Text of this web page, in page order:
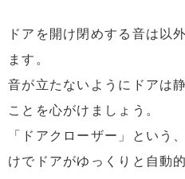
ドアを開け閉めする音は以
ます。
音が立たないようにドアは
ことを心がけましょう。
「ドアクローザー」という
けでドアがゆっくりと自動